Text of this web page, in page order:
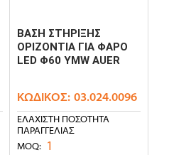
ΒΑΣΗ ΣΤΗΡΙΞΗΣ
ΟΡΙΖΟΝΤΙΑ ΓΙΑ ΦΑΡΟ
LED Φ60 YMW AUER
ΚΩΔΙΚΌΣ: 03.024.0096
ΕΛΆΧΙΣΤΗ ΠΟΣΌΤΗΤΑ
ΠΑΡΑΓΓΕΛΊΑΣ
MOQ: 1